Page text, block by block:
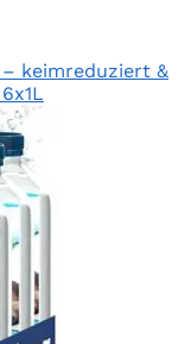
– keimreduziert &